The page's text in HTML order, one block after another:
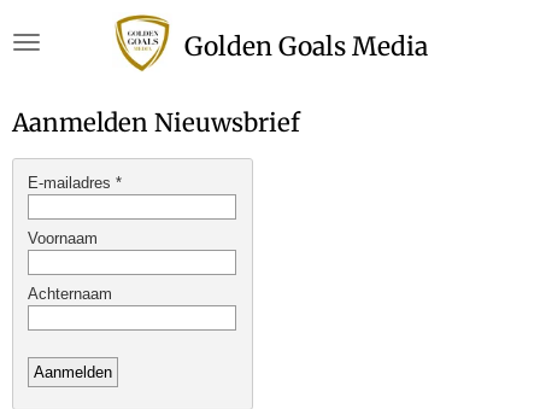
direct
de
Golden Goals Media
Aanmelden Nieuwsbrief